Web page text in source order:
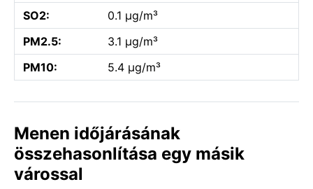
SO2:
0.1 µg/m³
PM2.5:
3.1 µg/m³
PM10:
5.4 µg/m³
Menen időjárásának
összehasonlítása egy másik
várossal